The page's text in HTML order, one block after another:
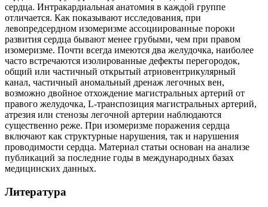
сердца. Интракардиальная анатомия в каждой группе
отличается. Как показывают исследования, при
левопредсердном изомеризме ассоциированные пороки
развития сердца бывают менее грубыми, чем при правом
изомеризме. Почти всегда имеются два желудочка, наиболее
часто встречаются изолированные дефекты перегородок,
общий или частичный открытый атриовентрикулярный
канал, частичный аномальный дренаж легочных вен,
возможно двойное отхождение магистральных артерий от
правого желудочка, L-транспозиция магистральных артерий,
атрезия или стенозы легочной артерии наблюдаются
существенно реже. При изомеризме поражения сердца
включают как структурные нарушения, так и нарушения
проводимости сердца. Материал статьи основан на анализе
публикаций за последние годы в международных базах
медицинских данных.
Литература